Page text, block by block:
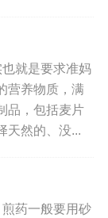
就是要求准妈
营养物质，满
，包括麦片
天然的、没...
药一般要用砂